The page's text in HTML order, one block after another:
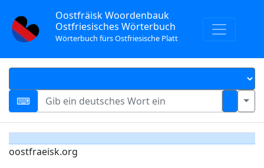
Oostfräisk Woordenbauk
Ostfriesisches Wörterbuch
Wörterbuch fürs Ostfriesische Platt
oostfraeisk.org